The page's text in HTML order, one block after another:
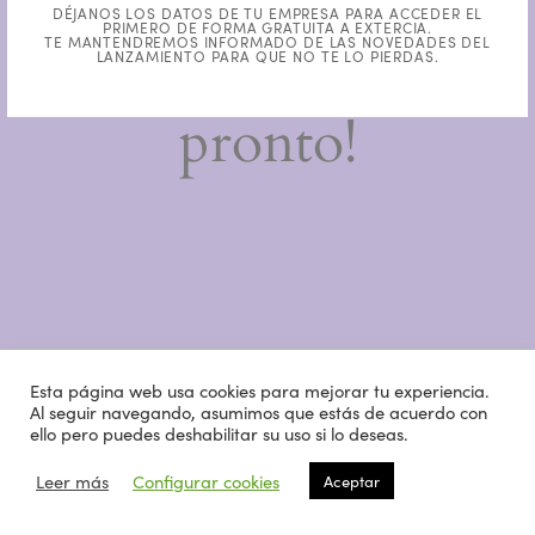
DÉJANOS LOS DATOS DE TU EMPRESA PARA ACCEDER EL
PRIMERO DE FORMA GRATUITA A EXTERCIA.
TE MANTENDREMOS INFORMADO DE LAS NOVEDADES DEL
LANZAMIENTO PARA QUE NO TE LO PIERDAS.
increíble, ¡vuelve
pronto!
Esta página web usa cookies para mejorar tu experiencia.
Al seguir navegando, asumimos que estás de acuerdo con
ello pero puedes deshabilitar su uso si lo deseas.
Leer más
Configurar cookies Aceptar